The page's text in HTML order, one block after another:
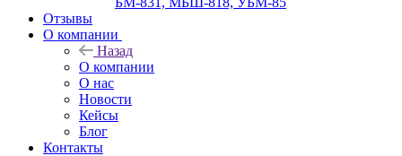
Отзывы
О компании
Назад
О компании
О нас
Новости
Кейсы
Блог
Контакты